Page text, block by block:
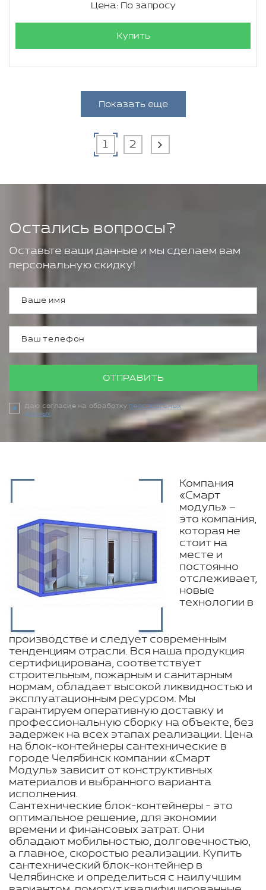
Цена: По запросу
Купить
Показать еще
1 2
Остались вопросы?
Оставьте ваши данные и мы сделаем вам
персональную скидку!
ОТПРАВИТЬ
Даю согласие на обработку персональных
данных
Компания
«Смарт
модуль» –
это компания,
которая не
стоит на
месте и
постоянно
отслеживает,
новые
технологии в
производстве и следует современным
тенденциям отрасли. Вся наша продукция
сертифицирована, соответствует
строительным, пожарным и санитарным
нормам, обладает высокой ликвидностью и
эксплуатационным ресурсом. Мы
гарантируем оперативную доставку и
профессиональную сборку на объекте, без
задержек на всех этапах реализации. Цена
на блок-контейнеры сантехнические в
городе Челябинск компании «Смарт
Модуль» зависит от конструктивных
материалов и выбранного варианта
исполнения.
Сантехнические блок-контейнеры - это
оптимальное решение, для экономии
времени и финансовых затрат. Они
обладают мобильностью, долговечностью,
а главное, скоростью реализации. Купить
сантехнический блок-контейнер в
Челябинске и определиться с наилучшим